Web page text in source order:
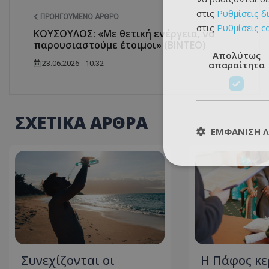
ΠΡΟΗΓΟΎΜΕΝΟ ΆΡΘΡΟ
ΚΟΥΣΟΥΛΟΣ: «Με θετική ενέργεια, να
παρουσιαστούμε έτοιμοι» (ΒΙΝΤΕΟ)
23.06.2026 - 10:32
ΣΧΕΤΙΚΑ ΑΡΘΡΑ
Συνεχίζονται οι
Η Πάφος
στις Ρυθμίσεις
στις Ρυθμίσεις
Απολύτως
απαραίτητα
ΕΜΦΆΝΙΣΗ